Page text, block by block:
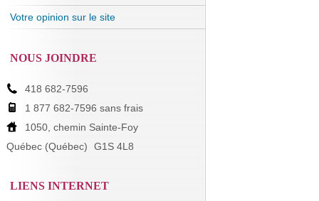
Votre opinion sur le site
NOUS JOINDRE
418 682-7596
1 877 682-7596 sans frais
1050, chemin Sainte-Foy
Québec (Québec)
G1S 4L8
LIENS INTERNET